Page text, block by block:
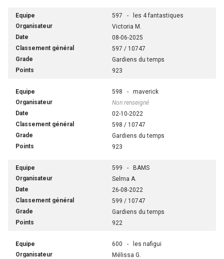
597 - les 4 fantastiques
Victoria M.
08-06-2025
597 / 10747
Gardiens du temps
923
598 - maverick
Non renseigné
02-10-2022
598 / 10747
Gardiens du temps
923
599 - BAMS
Selma A.
26-08-2022
599 / 10747
Gardiens du temps
922
600 - les nafigui
Mélissa G.